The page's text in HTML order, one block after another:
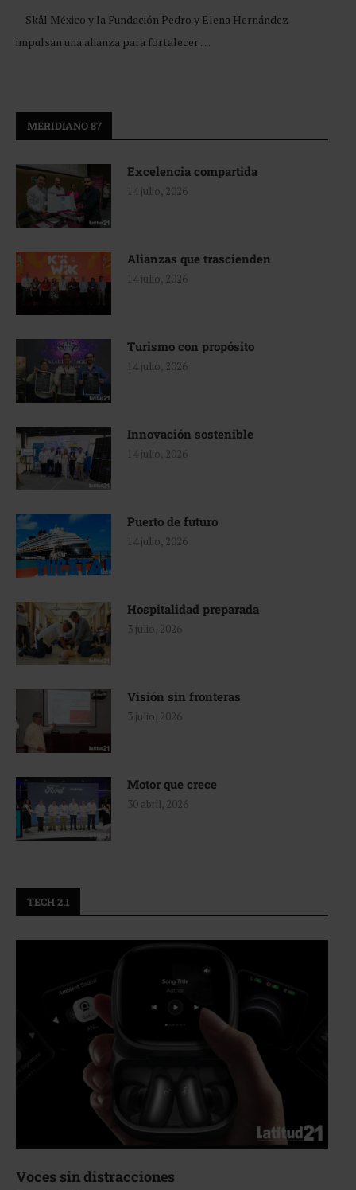
Skål México y la Fundación Pedro y Elena Hernández
impulsan una alianza para fortalecer …
MERIDIANO 87
Excelencia compartida
14 julio, 2026
Alianzas que trascienden
14 julio, 2026
Turismo con propósito
14 julio, 2026
Innovación sostenible
14 julio, 2026
Puerto de futuro
14 julio, 2026
Hospitalidad preparada
3 julio, 2026
Visión sin fronteras
3 julio, 2026
Motor que crece
30 abril, 2026
TECH 2.1
Voces sin distracciones